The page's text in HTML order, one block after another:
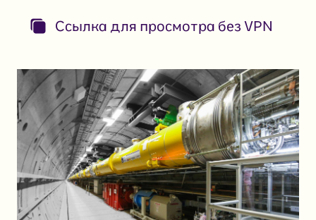
Ссылка для просмотра без VPN